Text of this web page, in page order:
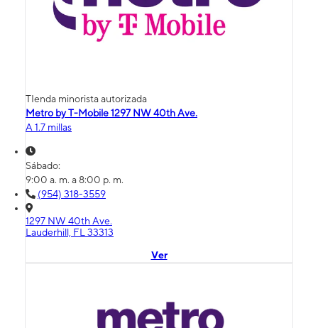
TIenda minorista autorizada
Metro by T-Mobile 1297 NW 40th Ave.
A 1.7 millas
Sábado:
9:00 a. m. a 8:00 p. m.
(954) 318-3559
1297 NW 40th Ave.
Lauderhill, FL 33313
Ver